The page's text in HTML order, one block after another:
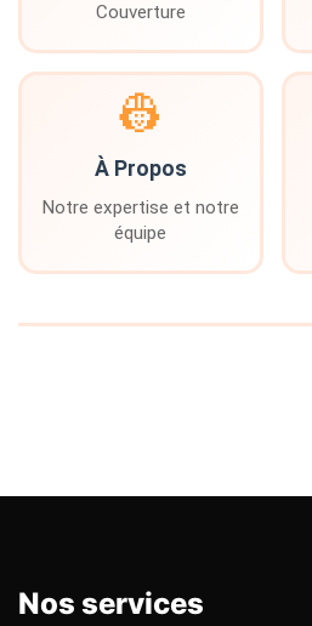
Couverture
👷
À Propos
Notre expertise et notre
équipe
Nos services